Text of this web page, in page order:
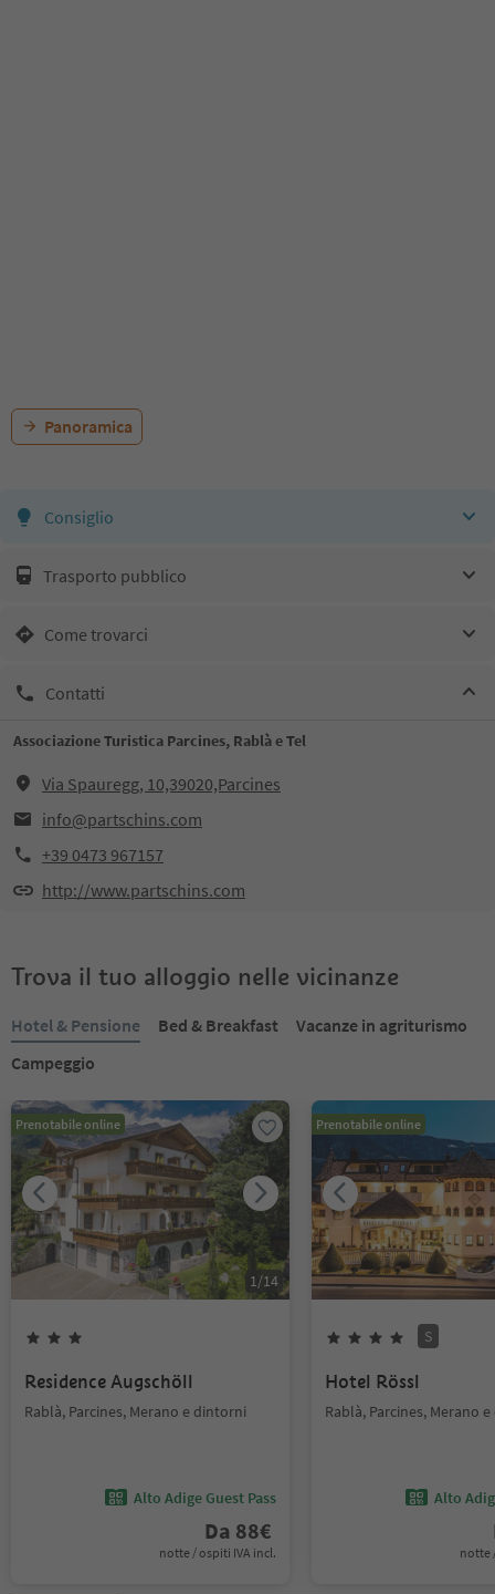
Panoramica
Consiglio
Trasporto pubblico
Come trovarci
Contatti
Associazione Turistica Parcines, Rablà e Tel
Via Spauregg, 10,39020,Parcines
info@partschins.com
+39 0473 967157
http://www.partschins.com
Trova il tuo alloggio nelle vicinanze
Hotel & Pensione Bed & Breakfast
Vacanze in agriturismo
Campeggio
Prenotabile online
1/14
Residence Augschöll
Rablà, Parcines, Merano e dintorni
Alto Adige Guest Pass
Da 88€
notte / ospiti IVA incl.
Prenotabile online
S
Hotel Rössl
Rablà, Parcines, Merano
Alto
notte